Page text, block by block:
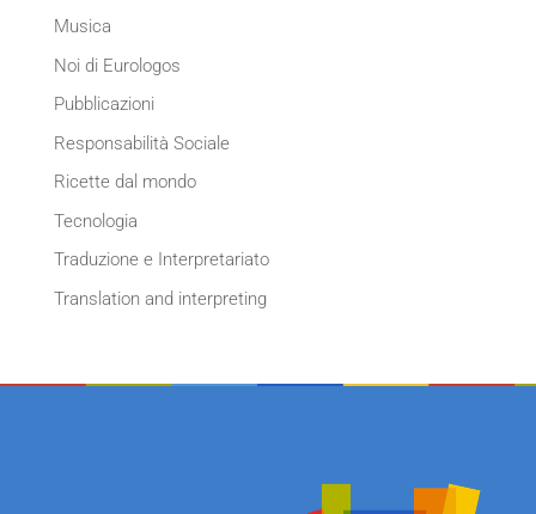
Musica
Noi di Eurologos
Pubblicazioni
Responsabilità Sociale
Ricette dal mondo
Tecnologia
Traduzione e Interpretariato
Translation and interpreting